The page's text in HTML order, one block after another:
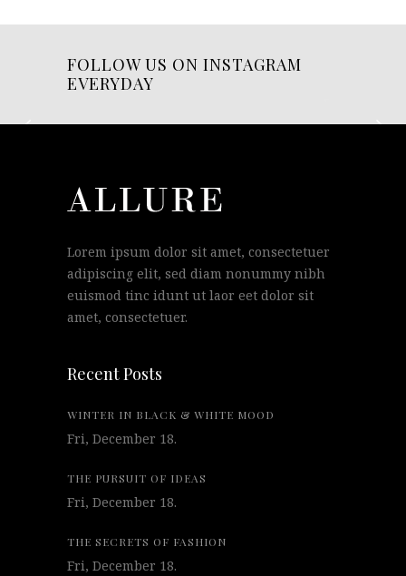
FOLLOW US ON INSTAGRAM
EVERYDAY
Lorem ipsum dolor sit amet, consectetuer
adipiscing elit, sed diam nonummy nibh
euismod tinc idunt ut laor eet dolor sit
amet, consectetuer.
Recent Posts
WINTER IN BLACK & WHITE MOOD
Fri, December 18.
THE PURSUIT OF IDEAS
Fri, December 18.
THE SECRETS OF FASHION
Fri, December 18.